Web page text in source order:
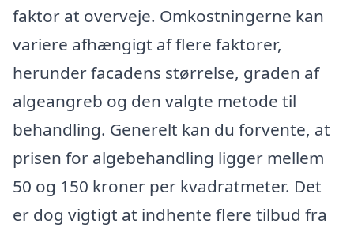
faktor at overveje. Omkostningerne kan
variere afhængigt af flere faktorer,
herunder facadens størrelse, graden af
algeangreb og den valgte metode til
behandling. Generelt kan du forvente, at
prisen for algebehandling ligger mellem
50 og 150 kroner per kvadratmeter. Det
er dog vigtigt at indhente flere tilbud fra